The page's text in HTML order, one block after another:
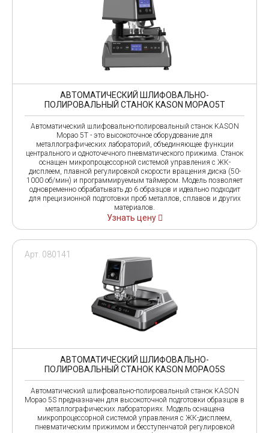
АВТОМАТИЧЕСКИЙ ШЛИФОВАЛЬНО-
ПОЛИРОВАЛЬНЫЙ СТАНОК KASON MOPAO5T
Автоматический шлифовально-полировальный станок KASON
Mopao 5T - это высокоточное оборудование для
металлографических лабораторий, объединяющее функции
центрального и одноточечного пневматического прижима. Станок
оснащен микропроцессорной системой управления с ЖК-
дисплеем, плавной регулировкой скорости вращения диска (50-
1000 об/мин) и программируемым таймером. Модель позволяет
одновременно обрабатывать до 6 образцов и идеально подходит
для прецизионной подготовки проб металлов, сплавов и других
материалов.
Узнать цену
Арт. 080141
АВТОМАТИЧЕСКИЙ ШЛИФОВАЛЬНО-
ПОЛИРОВАЛЬНЫЙ СТАНОК KASON MOPAO5S
Автоматический шлифовально-полировальный станок KASON
Mopao 5S предназначен для высокоточной подготовки образцов в
металлографических лабораториях. Модель оснащена
микропроцессорной системой управления с ЖК-дисплеем,
пневматическим прижимом и бесступенчатой регулировкой